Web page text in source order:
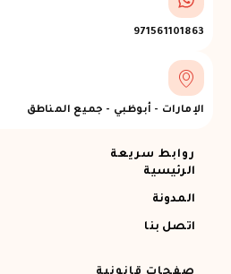
971561101863
الإمارات - أبوظبي - جميع المناطق
روابط سريعة
الرئيسية
المدونة
اتصل بنا